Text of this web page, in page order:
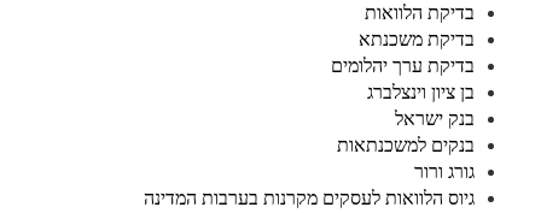
בדיקת הלוואות
בדיקת משכנתא
בדיקת ערך יהלומים
בן ציון וינצלברג
בנק ישראל
בנקים למשכנתאות
גורג ורור
גיוס הלוואות לעסקים מקרנות בערבות המדינה